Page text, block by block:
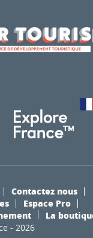
- 2026
Contactez nous
Espace Pro
La